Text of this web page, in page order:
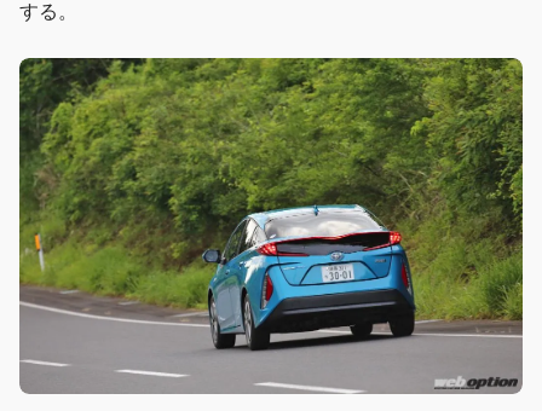
する。